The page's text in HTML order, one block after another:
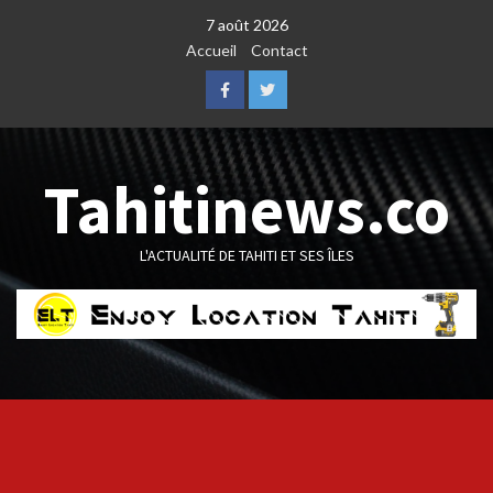
7 août 2026
Accueil
Contact
FacebookTwitter
Tahitinews.co
L'ACTUALITÉ DE TAHITI ET SES ÎLES